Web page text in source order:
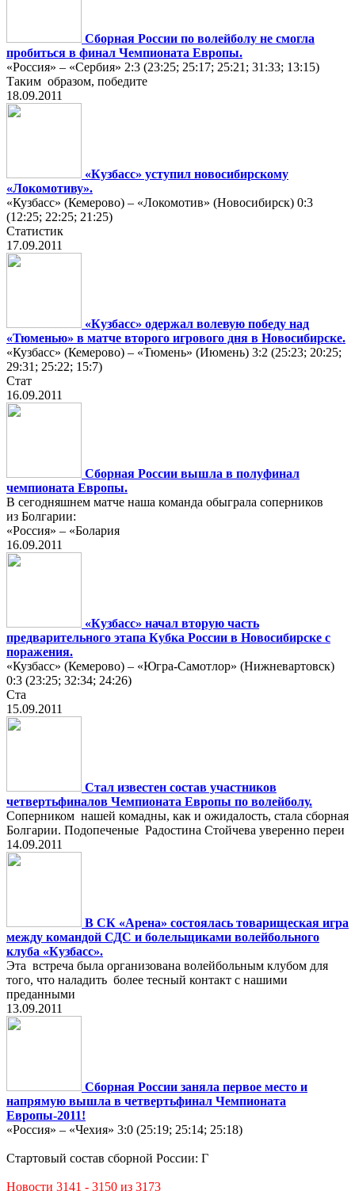
Сборная России по волейболу не смогла
пробиться в финал Чемпионата Европы.
«Россия» – «Сербия» 2:3 (23:25; 25:17; 25:21; 31:33; 13:15)
Таким образом, победите
18.09.2011
«Кузбасс» уступил новосибирскому
«Локомотиву».
«Кузбасс» (Кемерово) – «Локомотив» (Новосибирск) 0:3
(12:25; 22:25; 21:25)
Статистик
17.09.2011
«Кузбасс» одержал волевую победу над
«Тюменью» в матче второго игрового дня в Новосибирске.
«Кузбасс» (Кемерово) – «Тюмень» (Июмень) 3:2 (25:23; 20:25;
29:31; 25:22; 15:7)
Стат
16.09.2011
Сборная России вышла в полуфинал
чемпионата Европы.
В сегодняшнем матче наша команда обыграла соперников
из Болгарии:
«Россия» – «Болария
16.09.2011
«Кузбасс» начал вторую часть
предварительного этапа Кубка России в Новосибирске с
поражения.
«Кузбасс» (Кемерово) – «Югра-Самотлор» (Нижневартовск)
0:3 (23:25; 32:34; 24:26)
Ста
15.09.2011
Стал известен состав участников
четвертьфиналов Чемпионата Европы по волейболу.
Соперником нашей комадны, как и ожидалость, стала сборная
Болгарии. Подопеченые Радостина Стойчева уверенно переи
14.09.2011
В СК «Арена» состоялась товарищеская игра
между командой СДС и болельщиками волейбольного
клуба «Кузбасс».
Эта встреча была организована волейбольным клубом для
того, что наладить более тесный контакт с нашими
преданными
13.09.2011
Сборная России заняла первое место и
напрямую вышла в четвертьфинал Чемпионата
Европы-2011!
«Россия» – «Чехия» 3:0 (25:19; 25:14; 25:18)
Стартовый состав сборной России: Г
Новости 3141 - 3150 из 3173